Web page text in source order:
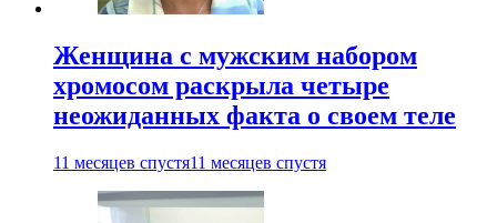
Женщина с мужским набором
хромосом раскрыла четыре
неожиданных факта о своем теле
11 месяцев спустя11 месяцев спустя